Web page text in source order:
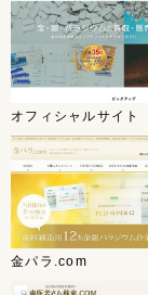
オフィシャルサイト
金パラ.com